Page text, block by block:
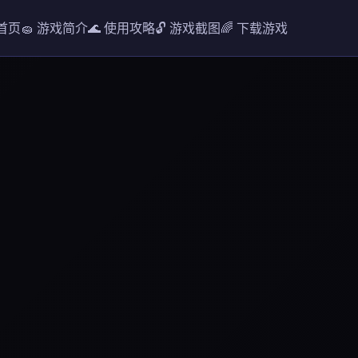
页🧽 游戏简介🌊 使用攻略🔓 游戏截图🌈 下载游戏